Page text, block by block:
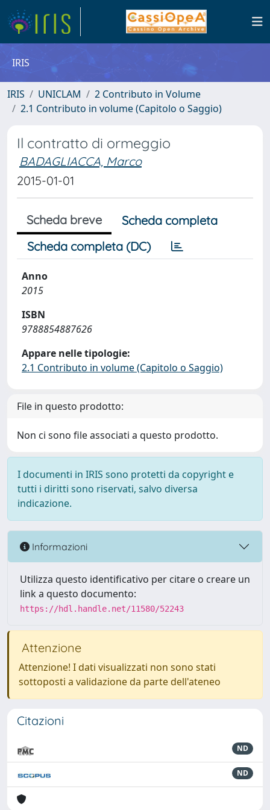
IRIS
IRIS UNICLAM
2 Contributo in Volume
2.1 Contributo in volume (Capitolo o Saggio)
Il contratto di ormeggio
BADAGLIACCA, Marco
2015-01-01
Scheda breve
Scheda completa
Scheda completa (DC)
Anno
2015
ISBN
9788854887626
Appare nelle tipologie:
2.1 Contributo in volume (Capitolo o Saggio)
File in questo prodotto:
Non ci sono file associati a questo prodotto.
I documenti in IRIS sono protetti da copyright e
tutti i diritti sono riservati, salvo diversa
indicazione.
Informazioni
Utilizza questo identificativo per citare o creare un
link a questo documento:
https://hdl.handle.net/11580/52243
Attenzione
Attenzione! I dati visualizzati non sono stati
sottoposti a validazione da parte dell'ateneo
Citazioni
ND
ND